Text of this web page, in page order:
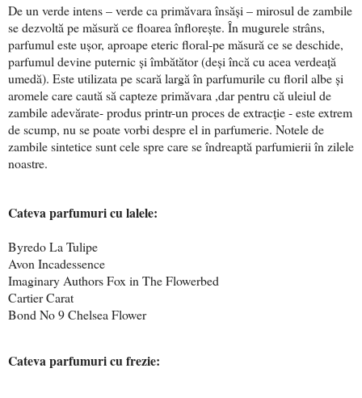
De un verde intens – verde ca primăvara însăși – mirosul de zambile
se dezvoltă pe măsură ce floarea înflorește. În mugurele strâns,
parfumul este ușor, aproape eteric floral-pe măsură ce se deschide,
parfumul devine puternic și îmbătător (deși încă cu acea verdeață
umedă). Este utilizata pe scară largă în parfumurile cu floril albe și
aromele care caută să capteze primăvara ,dar pentru că uleiul de
zambile adevărate- produs printr-un proces de extracție - este extrem
de scump, nu se poate vorbi despre el in parfumerie. Notele de
zambile sintetice sunt cele spre care se îndreaptă parfumierii în zilele
noastre.
Cateva parfumuri cu lalele:
Byredo La Tulipe
Avon Incadessence
Imaginary Authors Fox in The Flowerbed
Cartier Carat
Bond No 9 Chelsea Flower
Cateva parfumuri cu frezie: